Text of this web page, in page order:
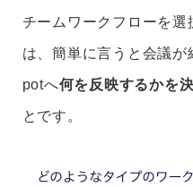
チームワークフローを選
は、簡単に言うと会議
potへ何を反映するかを
とです。